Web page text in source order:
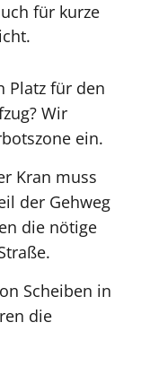
für kurze
Platz für den
Wir
ein.
Kran muss
der Gehweg
die nötige
Scheiben in
die